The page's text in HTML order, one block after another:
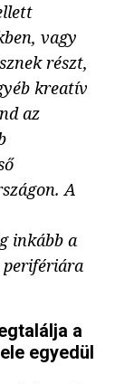
vagy
részt,
kreatív
az
A
inkább a
perifériára
a
egyedül